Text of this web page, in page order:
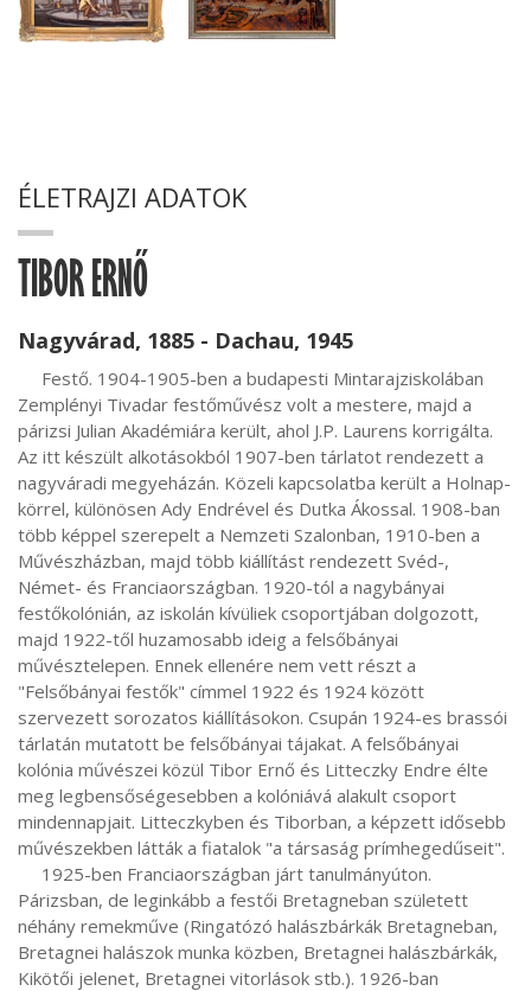
ÉLETRAJZI ADATOK
TIBOR ERNŐ
Nagyvárad, 1885 - Dachau, 1945
Zemplényi Tivadar festőművész volt a mestere, majd a
párizsi Julian Akadémiára került, ahol J.P. Laurens korrigálta.
Az itt készült alkotásokból 1907-ben tárlatot rendezett a
nagyváradi megyeházán. Közeli kapcsolatba került a Holnap-
körrel, különösen Ady Endrével és Dutka Ákossal. 1908-ban
több képpel szerepelt a Nemzeti Szalonban, 1910-ben a
Művészházban, majd több kiállítást rendezett Svéd-,
Német- és Franciaországban. 1920-tól a nagybányai
festőkolónián, az iskolán kívüliek csoportjában dolgozott,
majd 1922-től huzamosabb ideig a felsőbányai
művésztelepen. Ennek ellenére nem vett részt a
"Felsőbányai festők" címmel 1922 és 1924 között
szervezett sorozatos kiállításokon. Csupán 1924-es brassói
tárlatán mutatott be felsőbányai tájakat. A felsőbányai
kolónia művészei közül Tibor Ernő és Litteczky Endre élte
meg legbensőségesebben a kolóniává alakult csoport
mindennapjait. Litteczkyben és Tiborban, a képzett idősebb
művészekben látták a fiatalok "a társaság prímhegedűseit".
Párizsban, de leginkább a festői Bretagneban született
néhány remekműve (Ringatózó halászbárkák Bretagneban,
Bretagnei halászok munka közben, Bretagnei halászbárkák,
Kikötői jelenet, Bretagnei vitorlások stb.). 1926-ban